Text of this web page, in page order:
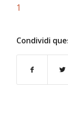
1
Condividi